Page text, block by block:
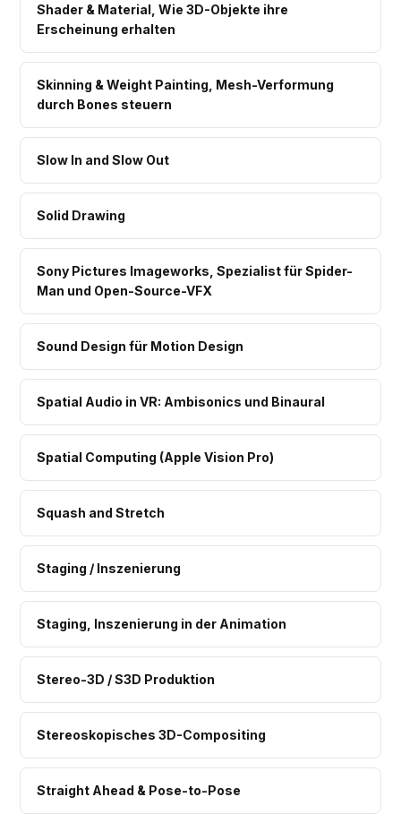
Shader & Material, Wie 3D-Objekte ihre
Erscheinung erhalten
Skinning & Weight Painting, Mesh-Verformung
durch Bones steuern
Slow In and Slow Out
Solid Drawing
Sony Pictures Imageworks, Spezialist für Spider-
Man und Open-Source-VFX
Sound Design für Motion Design
Spatial Audio in VR: Ambisonics und Binaural
Spatial Computing (Apple Vision Pro)
Squash and Stretch
Staging / Inszenierung
Staging, Inszenierung in der Animation
Stereo-3D / S3D Produktion
Stereoskopisches 3D-Compositing
Straight Ahead & Pose-to-Pose